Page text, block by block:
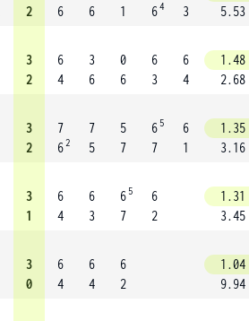
2
6
6
1
64
3
5.53
3
2
6
4
3
6
0
6
6
3
6
4
1.48
2.68
3
2
7
62
7
5
5
7
6 5
7
6
1
1.35
3.16
3
1
6
4
6
3
6 5
7
6
2
1.31
3.45
3
0
6
4
6
4
6
2
1.04
9.94